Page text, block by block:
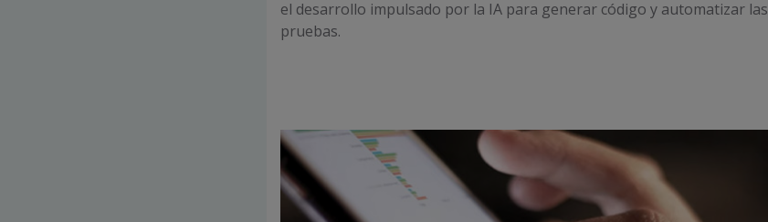
el desarrollo impulsado por la IA para generar código y automatizar las
pruebas.